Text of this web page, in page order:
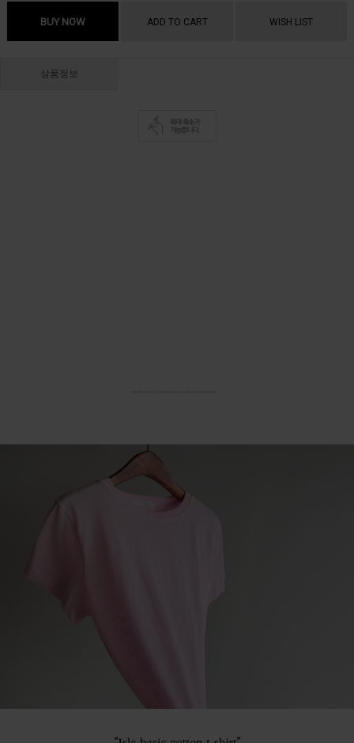
BUY NOW ADD TO CART WISH LIST
상품정보